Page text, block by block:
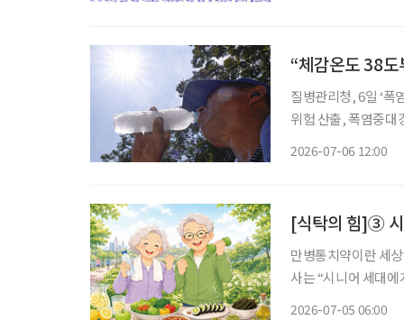
“체감온도 38도
질병관리청, 6일 ‘폭
위험 산출, 폭염중대경보 시 사망위험
2026-07-06 12:00
[식탁의 힘]③ 시
만병통치약이란 세
사는 “시니어 세대
2026-07-05 06:00